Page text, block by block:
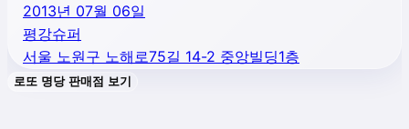
2013년 07월 06일
평강슈퍼
서울 노원구 노해로75길 14-2 중앙빌딩1층
로또 명당 판매점 보기